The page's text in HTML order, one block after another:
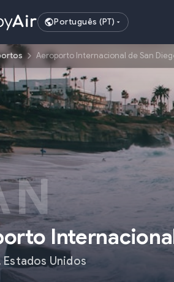
Português (PT)
Aeroporto Internacional de San
Estados Unidos